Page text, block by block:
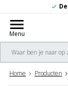
check
menu
Menu
Home Producten